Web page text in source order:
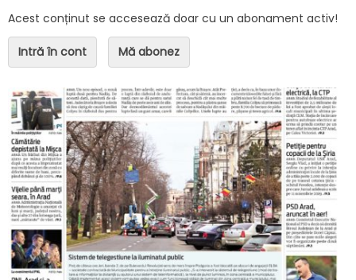
Acest conținut se accesează doar cu un abonament activ!
Intră în cont Mă abonez